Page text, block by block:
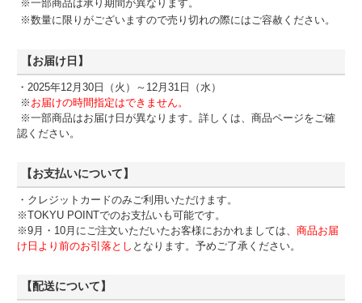
※一部商品は承り期間が異なります。
※数量に限りがございますので売り切れの際にはご容赦ください。
【お届け日】
・2025年12月30日（火）～12月31日（水）
※ お届けの時間指定はできません。
※一部商品はお届け日が異なります。詳しくは、商品ページをご確
認ください。
【お支払いについて】
・クレジットカードのみご利用いただけます。
※TOKYU POINTでのお支払いも可能です。
※9月・10月にご注文いただいたお客様におかれましては、 商品お届
け日より前のお引落とし となります。予めご了承ください。
【配送について】